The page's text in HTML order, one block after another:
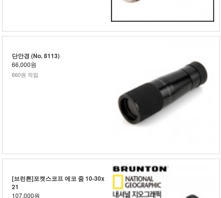
단안경 (No. 8113)
66,000원
660원 적립
[브런튼]포켓스코프 에코 줌 10-30x
21
107,000원